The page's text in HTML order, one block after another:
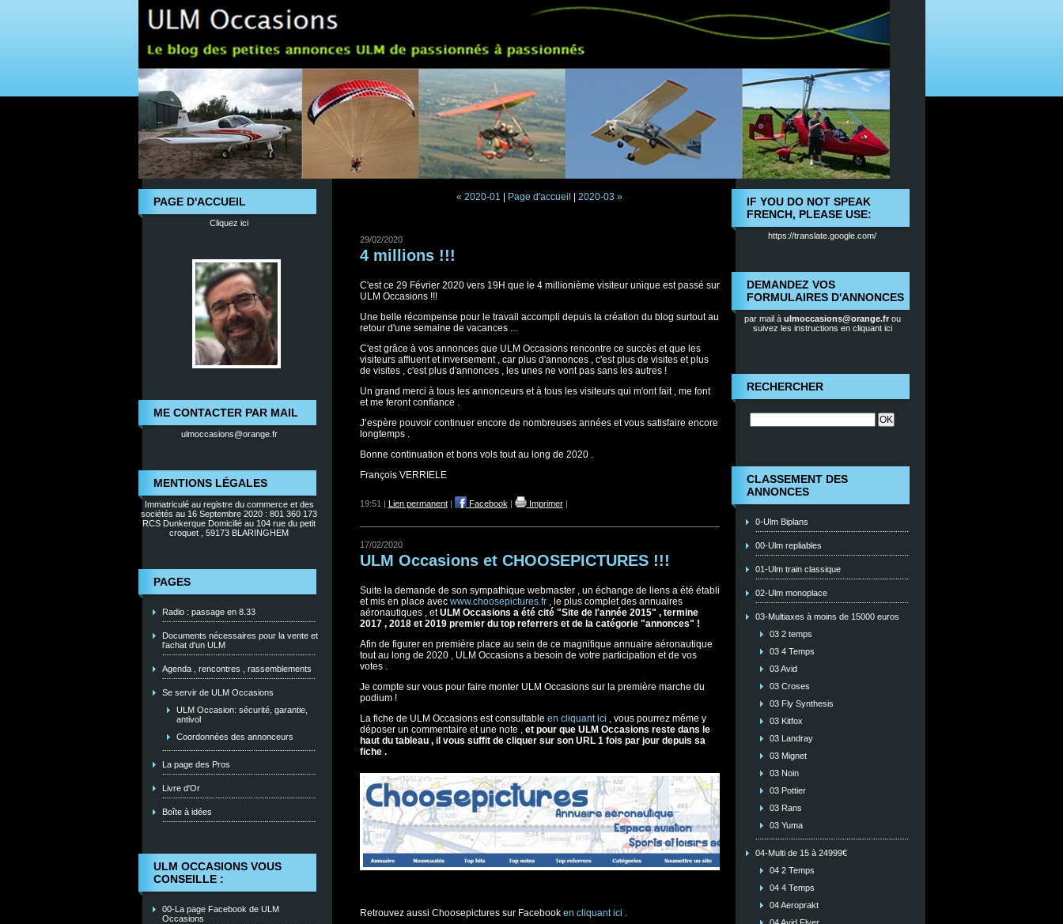
PAGE D'ACCUEIL
Cliquez ici
ME CONTACTER PAR MAIL
ulmoccasions@orange.fr
MENTIONS LÉGALES
Immatriculé au registre du commerce et des
sociétés au 16 Septembre 2020 : 801 360 173
RCS Dunkerque Domicilié au 104 rue du petit
croquet , 59173 BLARINGHEM
PAGES
Radio : passage en 8.33
Documents nécessaires pour la vente et
l'achat d'un ULM
Agenda , rencontres , rassemblements
Se servir de ULM Occasions
ULM Occasion: sécurité, garantie,
antivol
Coordonnées des annonceurs
La page des Pros
Livre d'Or
Boîte à idées
ULM OCCASIONS VOUS
CONSEILLE :
00-La page Facebook de ULM
Occasions
IF YOU DO NOT SPEAK
FRENCH, PLEASE USE:
https://translate.google.com/
DEMANDEZ VOS
FORMULAIRES D'ANNONCES
par mail à ulmoccasions@orange.frou
suivez les instructions en cliquant ici
RECHERCHER
CLASSEMENT DES
ANNONCES
0-Ulm Biplans
00-Ulm repliables
01-Ulm train classique
02-Ulm monoplace
03-Multiaxes à moins de 15000 euros
03 2 temps
03 4 Temps
03 Avid
03 Croses
03 Fly Synthesis
03 Kitfox
03 Landray
03 Mignet
03 Noin
03 Pottier
03 Rans
03 Yuma
04-Multi de 15 à 24999€
04 2 Temps
04 4 Temps
04 Aeroprakt
« 2020-01 Page d'accueil 2020-03 »
29/02/2020
4 millions !!!
C'est ce 29 Février 2020 vers 19H que le 4 millionième visiteur unique est passé sur
ULM Occasions !!!
Une belle récompense pour le travail accompli depuis la création du blog surtout au
retour d'une semaine de vacances ...
C'est grâce à vos annonces que ULM Occasions rencontre ce succès et que les
visiteurs affluent et inversement , car plus d'annonces , c'est plus de visites et plus
de visites , c'est plus d'annonces , les unes ne vont pas sans les autres !
Un grand merci à tous les annonceurs et à tous les visiteurs qui m'ont fait , me font
et me feront confiance .
J’espère pouvoir continuer encore de nombreuses années et vous satisfaire encore
longtemps .
Bonne continuation et bons vols tout au long de 2020 .
François VERRIELE
19:51 | Lien permanent| Facebook | Imprimer|
17/02/2020
ULM Occasions et CHOOSEPICTURES !!!
Suite la demande de son sympathique webmaster , un échange de liens a été établi
et mis en place avec www.choosepictures.fr, le plus complet des annuaires
aéronautiques , etULM Occasions a été cité "Site de l'année 2015" , termine
2017 , 2018 et 2019 premier du top referrers et de la catégorie "annonces" !
Afin de figurer en première place au sein de ce magnifique annuaire aéronautique
tout au long de 2020 , ULM Occasions a besoin de votre participation et de vos
votes .
Je compte sur vous pour faire monter ULM Occasions sur la première marche du
podium !
La fiche de ULM Occasions est consultable en cliquant ici , vous pourrez même y
déposer un commentaire et une note , et pour que ULM Occasions reste dans le
haut du tableau , il vous suffit de cliquer sur son URL 1 fois par jour depuis sa
fiche .
Retrouvez aussi Choosepictures sur Facebook en cliquant ici